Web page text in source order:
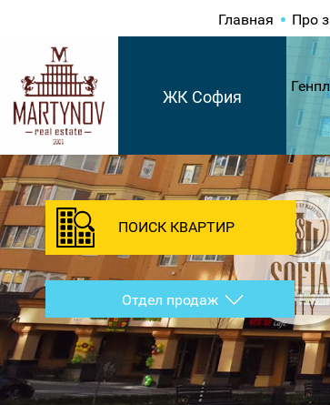
Главная Про
ЖК София
ПОИСК КВАРТИР
Отдел продаж